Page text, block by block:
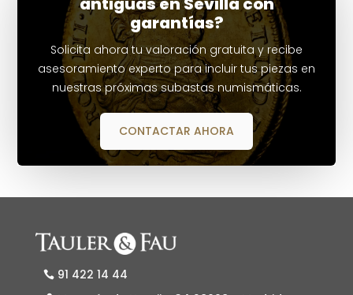
garantías?
Solicita ahora tu valoración gratuita y recibe
asesoramiento experto para incluir tus piezas en
nuestras próximas subastas numismáticas.
CONTACTAR AHORA
91 422 14 44